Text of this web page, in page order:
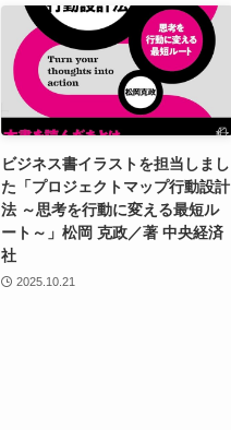
ビジネス書イラストを担当しまし
た「プロジェクトマップ行動設計
法 ～思考を行動に変える最短ル
ート～」松岡 克政／著 中央経済
社
2025.10.21